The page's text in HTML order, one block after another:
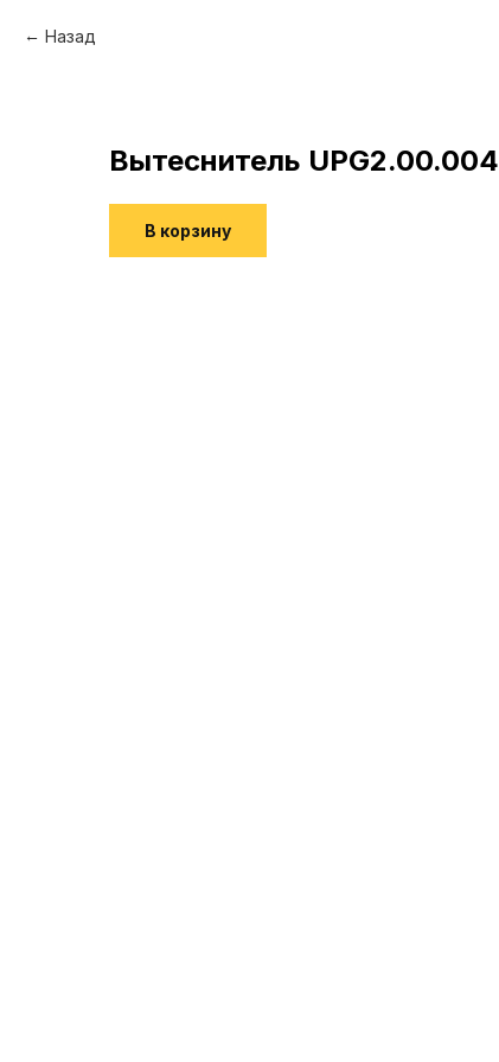
Назад
Вытеснитель UPG2.00.004
В корзину